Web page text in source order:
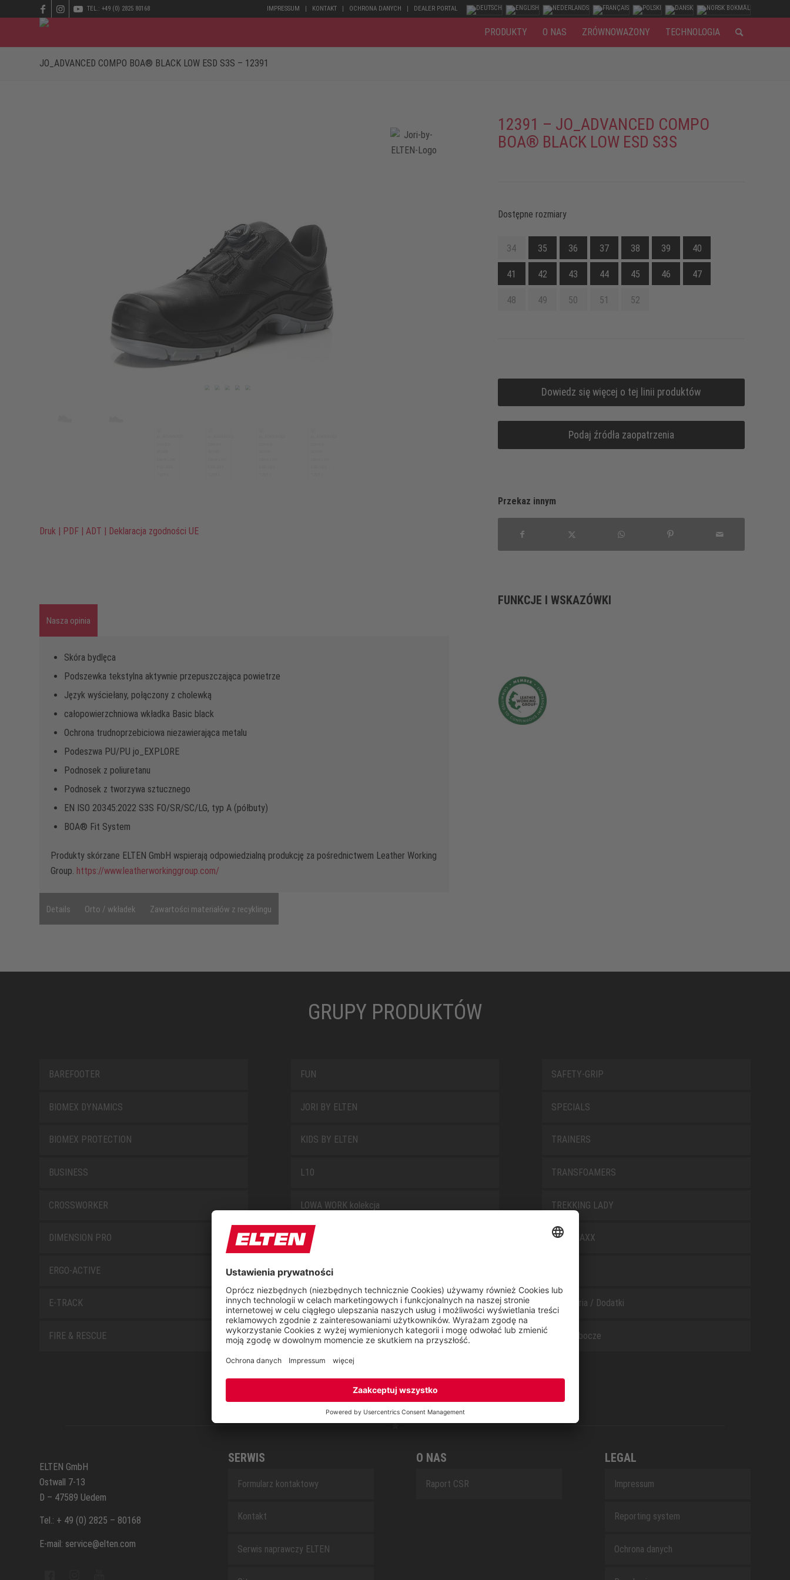
IMPRESSUM KONTAKT OCHRONA DANYCH DEALER PORTAL
TEL.: +49 (0) 2825 80168
PRODUKTY O NAS ZRÓWNOWAŻONY TECHNOLOGIA
JO_ADVANCED COMPO BOA® BLACK LOW ESD S3S – 12391
Druk | PDF | ADT | Deklaracja zgodności UE
12391 – JO_ADVANCED COMPO
BOA® BLACK LOW ESD S3S
Dostępne rozmiary
34 35 36 37 38 39 40
41 42 43 44 45 46 47
48 49 50 51 52
Dowiedz się więcej o tej linii produktów
Podaj źródła zaopatrzenia
Przekaz innym
Nasza opinia
Skóra bydlęca
Podszewka tekstylna aktywnie przepuszczająca powietrze
Język wyściełany, połączony z cholewką
całopowierzchniowa wkładka Basic black
Ochrona trudnoprzebiciowa niezawierająca metalu
Podeszwa PU/PU jo_EXPLORE
Podnosek z poliuretanu
Podnosek z tworzywa sztucznego
EN ISO 20345:2022 S3S FO/SR/SC/LG, typ A (półbuty)
BOA® Fit System
Produkty skórzane ELTEN GmbH wspierają odpowiedzialną produkcję za pośrednictwem Leather Working
Group. https://www.leatherworkinggroup.com/
Details Orto / wkładek Zawartości materiałów z recyklingu
FUNKCJE I WSKAZÓWKI
GRUPY PRODUKTÓW
BAREFOOTER
BIOMEX DYNAMICS
BIOMEX PROTECTION
BUSINESS
CROSSWORKER
DIMENSION PRO
ERGO-ACTIVE
E-TRACK
FIRE & RESCUE
FUN
JORI BY ELTEN
KIDS BY ELTEN
L10
LOWA WORK kolekcja
MISS L10
NEW CLASSICS
NOVA
RETRO
SAFEGUARD
SAFETY-GRIP
SPECIALS
TRAINERS
TRANSFOAMERS
TREKKING LADY
WELLMAXX
Akcesoria / Dodatki
Buty robocze
ELTEN GmbH
Ostwall 7-13
D – 47589 Uedem
Tel.: + 49 (0) 2825 – 80168
E-mail: service@elten.com
SERWIS
Formularz kontaktowy
Kontakt
Serwis naprawczy ELTEN
O NAS
Raport CSR
LEGAL
Impressum
Reporting system
Ochrona danych